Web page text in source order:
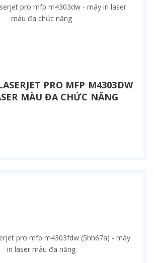
PRO MFP M4303DW
MÀU ĐA CHỨC NĂNG